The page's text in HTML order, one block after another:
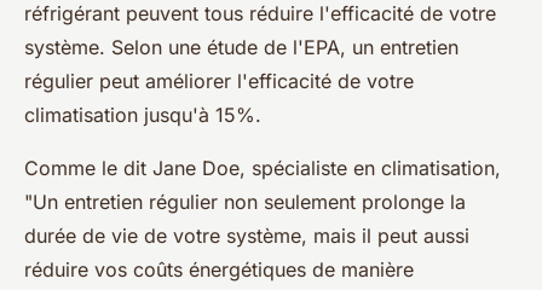
réfrigérant peuvent tous réduire l'efficacité de votre
système. Selon une étude de l'EPA, un entretien
régulier peut améliorer l'efficacité de votre
climatisation jusqu'à 15%.
Comme le dit Jane Doe, spécialiste en climatisation,
"Un entretien régulier non seulement prolonge la
durée de vie de votre système, mais il peut aussi
réduire vos coûts énergétiques de manière